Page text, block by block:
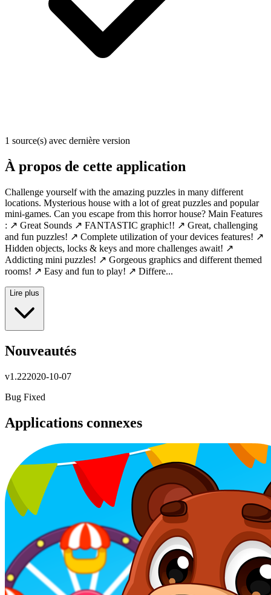
1 source(s) avec dernière version
À propos de cette application
Challenge yourself with the amazing puzzles in many different
locations. Mysterious house with a lot of great puzzles and popular
mini-games. Can you escape from this horror house? Main Features
: ↗ Great Sounds ↗ FANTASTIC graphic!! ↗ Great, challenging
and fun puzzles! ↗ Complete utilization of your devices features! ↗
Hidden objects, locks & keys and more challenges await! ↗
Addicting mini puzzles! ↗ Gorgeous graphics and different themed
rooms! ↗ Easy and fun to play! ↗ Differe...
Lire plus
Nouveautés
v1.222020-10-07
Bug Fixed
Applications connexes